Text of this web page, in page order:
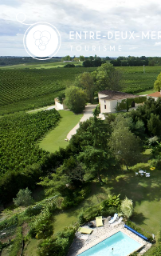
CAPIAN
Réserver